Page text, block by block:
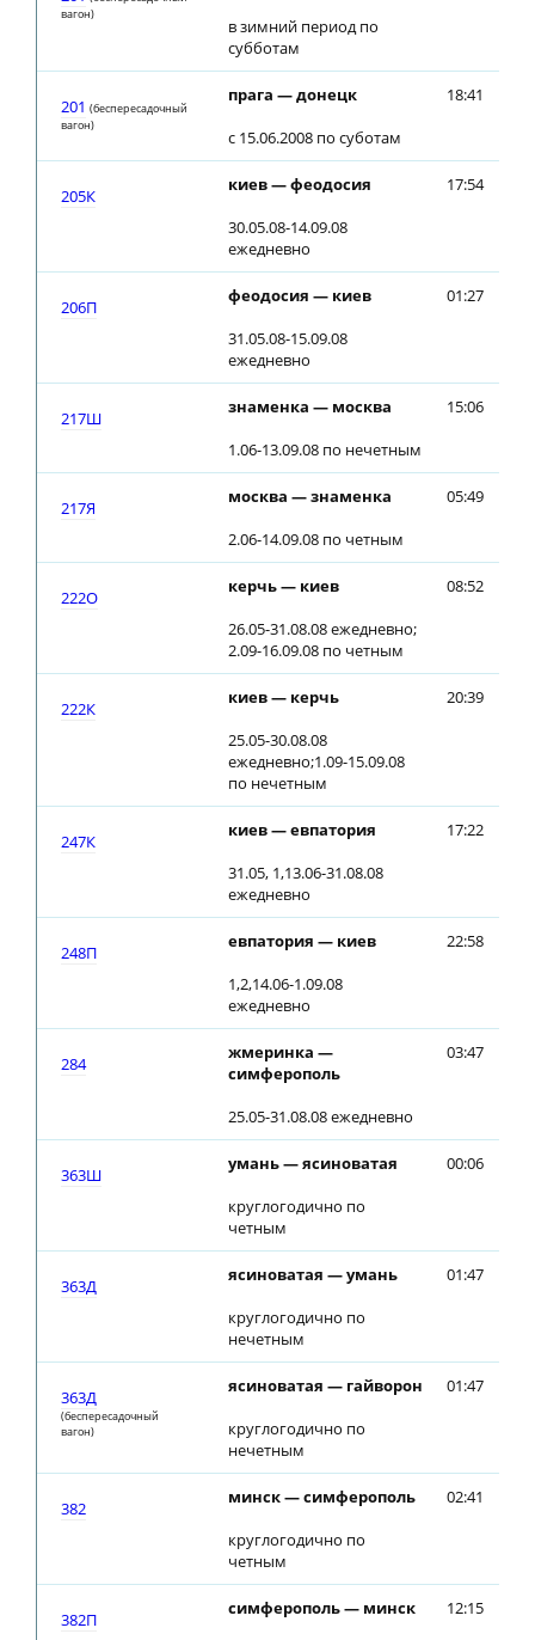
вагон)
в зимний период по
субботам
201 (беспересадочный
вагон)
прага — донецк
с 15.06.2008 по суботам
18:41
205К
киев — феодосия
30.05.08-14.09.08
ежедневно
17:54
206П
феодосия — киев
31.05.08-15.09.08
ежедневно
01:27
217Ш
знаменка — москва
1.06-13.09.08 по нечетным
15:06
217Я
москва — знаменка
2.06-14.09.08 по четным
05:49
222О
керчь — киев
26.05-31.08.08 ежедневно;
2.09-16.09.08 по четным
08:52
222К
киев — керчь
25.05-30.08.08
ежедневно;1.09-15.09.08
по нечетным
20:39
247К
киев — евпатория
31.05, 1,13.06-31.08.08
ежедневно
17:22
248П
евпатория — киев
1,2,14.06-1.09.08
ежедневно
22:58
284
жмеринка —
симферополь
25.05-31.08.08 ежедневно
03:47
363Ш
умань — ясиноватая
круглогодично по
четным
00:06
363Д
ясиноватая — умань
круглогодично по
нечетным
01:47
363Д
(беспересадочный
вагон)
ясиноватая — гайворон
круглогодично по
нечетным
01:47
382
минск — симферополь
круглогодично по
четным
02:41
382П
симферополь — минск
12:15